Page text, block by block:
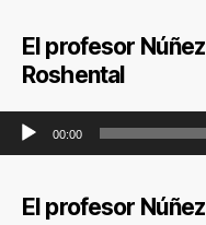
El profesor
Roshental
Reproductor de audio
00:00
El profesor